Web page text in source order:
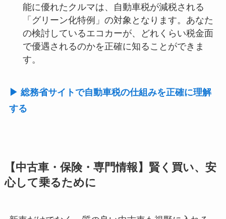
能に優れたクルマは、自動車税が減税される
「グリーン化特例」の対象となります。あなた
の検討しているエコカーが、どれくらい税金面
で優遇されるのかを正確に知ることができま
す。
▶ 総務省サイトで自動車税の仕組みを正確に理解
する
【中古車・保険・専門情報】賢く買い、安
心して乗るために